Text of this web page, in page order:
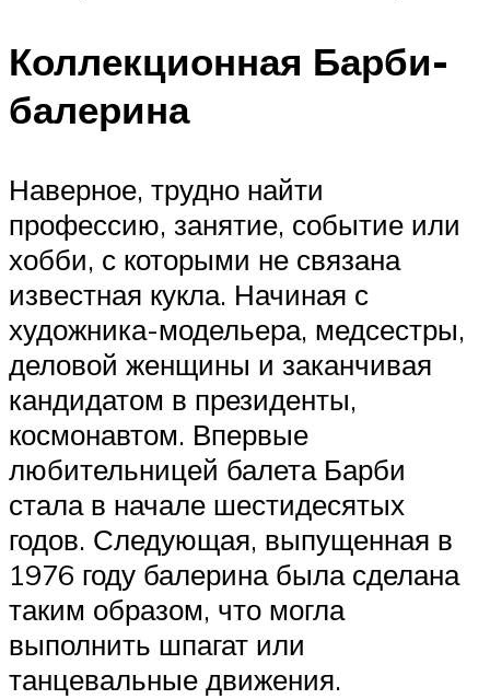
Коллекционная Барби-
балерина
Наверное, трудно найти
профессию, занятие, событие или
хобби, с которыми не связана
известная кукла. Начиная с
художника-модельера, медсестры,
деловой женщины и заканчивая
кандидатом в президенты,
космонавтом. Впервые
любительницей балета Барби
стала в начале шестидесятых
годов. Следующая, выпущенная в
1976 году балерина была сделана
таким образом, что могла
выполнить шпагат или
танцевальные движения.